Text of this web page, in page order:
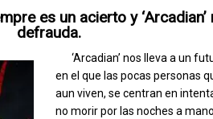
es un acierto y ‘Arcadian’
defrauda.
‘Arcadian’ nos lleva a un
en el que las pocas personas
aun viven, se centran en
no morir por las noches a